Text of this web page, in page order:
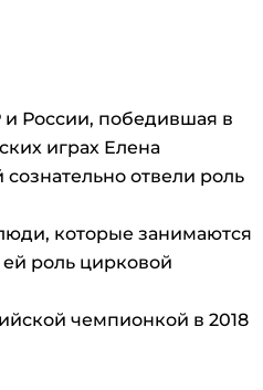
России, победившая в
играх Елена
отвели роль
которые занимаются
роль цирковой
чемпионкой в 2018